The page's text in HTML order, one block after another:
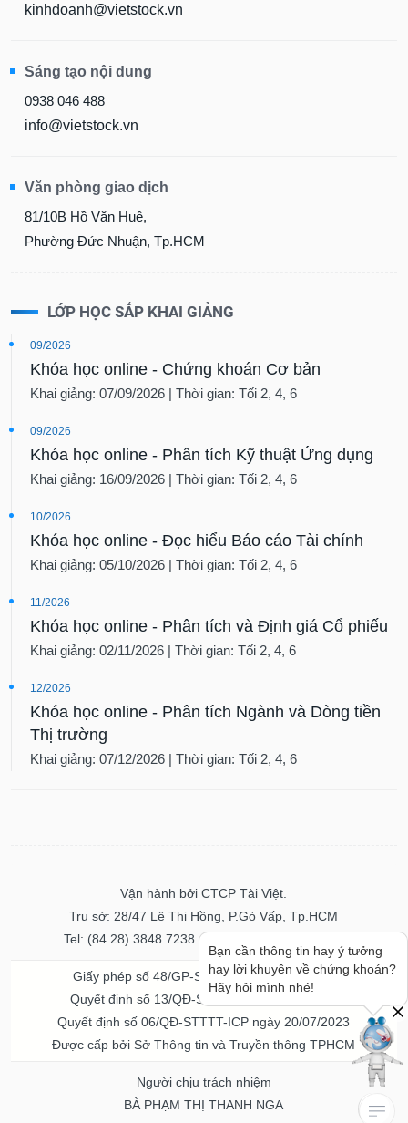
kinhdoanh@vietstock.vn
Sáng tạo nội dung
0938 046 488
info@vietstock.vn
Văn phòng giao dịch
81/10B Hồ Văn Huê,
Phường Đức Nhuận, Tp.HCM
LỚP HỌC SẮP KHAI GIẢNG
09/2026
Khóa học online - Chứng khoán Cơ bản
Khai giảng: 07/09/2026 | Thời gian: Tối 2, 4, 6
09/2026
Khóa học online - Phân tích Kỹ thuật Ứng dụng
Khai giảng: 16/09/2026 | Thời gian: Tối 2, 4, 6
10/2026
Khóa học online - Đọc hiểu Báo cáo Tài chính
Khai giảng: 05/10/2026 | Thời gian: Tối 2, 4, 6
11/2026
Khóa học online - Phân tích và Định giá Cổ phiếu
Khai giảng: 02/11/2026 | Thời gian: Tối 2, 4, 6
12/2026
Khóa học online - Phân tích Ngành và Dòng tiền
Thị trường
Khai giảng: 07/12/2026 | Thời gian: Tối 2, 4, 6
Vận hành bởi CTCP Tài Việt.
Trụ sở: 28/47 Lê Thị Hồng, P.Gò Vấp, Tp.HCM
Tel: (84.28) 3848 7238 - Fax: (84.28) 3848 7237
Giấy phép số 48/GP-STTTT ngày 04/11/2016
Quyết định số 13/QĐ-STTTT ngày 02/11/2017
Quyết định số 06/QĐ-STTTT-ICP ngày 20/07/2023
Được cấp bởi Sở Thông tin và Truyền thông TPHCM
Người chịu trách nhiệm
BÀ PHẠM THỊ THANH NGA
Bạn cần thông tin hay ý tưởng
hay lời khuyên về chứng khoán?
Hãy hỏi mình nhé!